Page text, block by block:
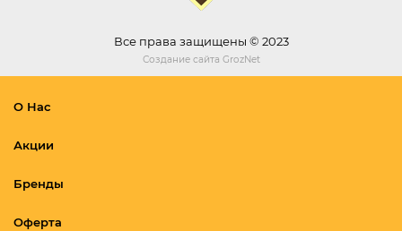
Все права защищены © 2023
Создание сайта GrozNet
О Нас
Акции
Бренды
Оферта